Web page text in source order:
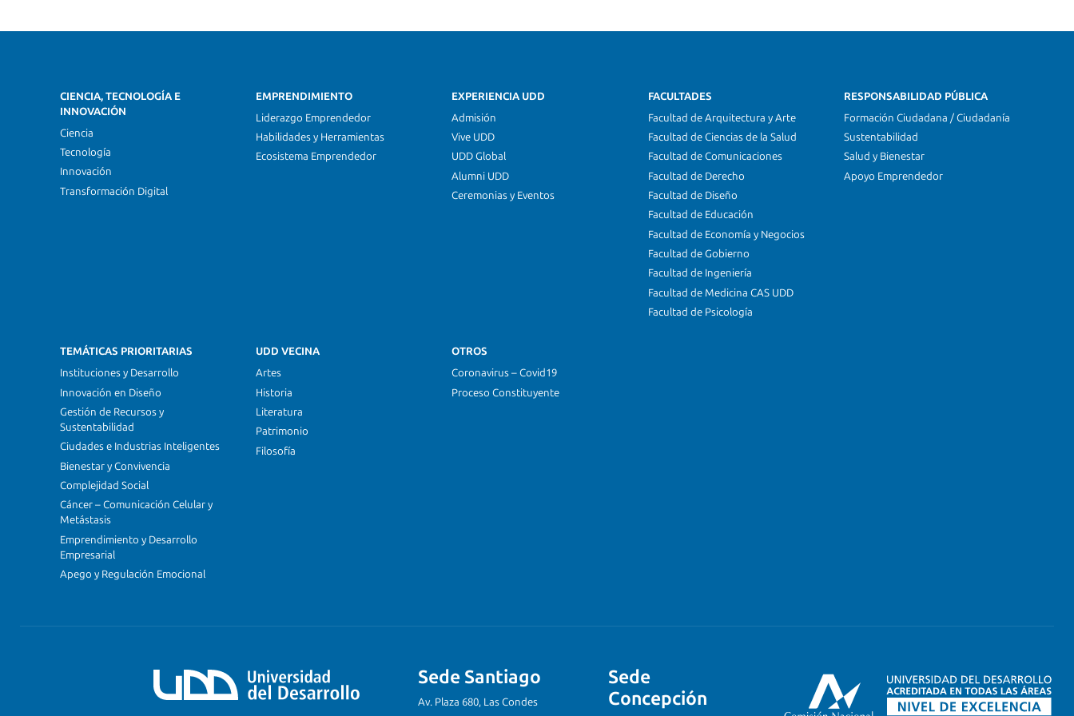
CIENCIA, TECNOLOGÍA E
INNOVACIÓN
Ciencia
Tecnología
Innovación
Transformación Digital
EMPRENDIMIENTO
Liderazgo Emprendedor
Habilidades y Herramientas
Ecosistema Emprendedor
EXPERIENCIA UDD
Admisión
Vive UDD
UDD Global
Alumni UDD
Ceremonias y Eventos
FACULTADES
Facultad de Arquitectura y Arte
Facultad de Ciencias de la Salud
Facultad de Comunicaciones
Facultad de Derecho
Facultad de Diseño
Facultad de Educación
Facultad de Economía y Negocios
Facultad de Gobierno
Facultad de Ingeniería
Facultad de Medicina CAS UDD
Facultad de Psicología
RESPONSABILIDAD PÚBLICA
Formación Ciudadana / Ciudadanía
Sustentabilidad
Salud y Bienestar
Apoyo Emprendedor
TEMÁTICAS PRIORITARIAS
Instituciones y Desarrollo
Innovación en Diseño
Gestión de Recursos y
Sustentabilidad
Ciudades e Industrias Inteligentes
Bienestar y Convivencia
Complejidad Social
Cáncer – Comunicación Celular y
Metástasis
Emprendimiento y Desarrollo
Empresarial
Apego y Regulación Emocional
UDD VECINA
Artes
Historia
Literatura
Patrimonio
Filosofía
OTROS
Coronavirus – Covid19
Proceso Constituyente
Sede Santiago
Av. Plaza 680, Las Condes
Sede
Concepción